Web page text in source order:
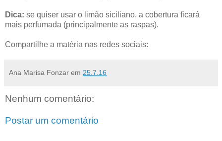
Dica: se quiser usar o limão siciliano, a cobertura ficará
mais perfumada (principalmente as raspas).
Compartilhe a matéria nas redes sociais:
Ana Marisa Fonzar em 25.7.16
Nenhum comentário:
Postar um comentário